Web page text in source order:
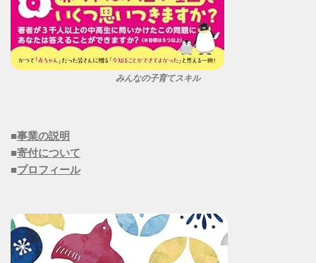
みんなの子育てスキル
■事業の説明
■寄付について
■プロフィール